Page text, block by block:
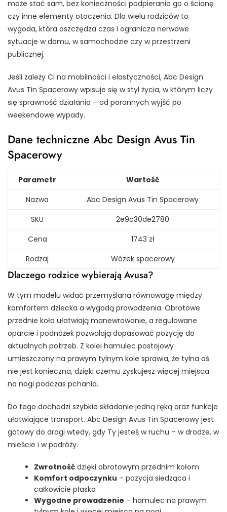
może stać sam, bez konieczności podpierania go o ścianę
czy inne elementy otoczenia. Dla wielu rodziców to
wygoda, która oszczędza czas i ogranicza nerwowe
sytuacje w domu, w samochodzie czy w przestrzeni
publicznej.
Jeśli zależy Ci na mobilności i elastyczności, Abc Design
Avus Tin Spacerowy wpisuje się w styl życia, w którym liczy
się sprawność działania – od porannych wyjść po
weekendowe wypady.
Dane techniczne Abc Design Avus Tin
Spacerowy
Parametr
Wartość
Nazwa
Abc Design Avus Tin Spacerowy
SKU
2e9c30de2780
Cena
1743 zł
Rodzaj
Wózek spacerowy
Dlaczego rodzice wybierają Avusa?
W tym modelu widać przemyślaną równowagę między
komfortem dziecka a wygodą prowadzenia. Obrotowe
przednie koła ułatwiają manewrowanie, a regulowane
oparcie i podnóżek pozwalają dopasować pozycję do
aktualnych potrzeb. Z kolei hamulec postojowy
umieszczony na prawym tylnym kole sprawia, że tylna oś
nie jest konieczna, dzięki czemu zyskujesz więcej miejsca
na nogi podczas pchania.
Do tego dochodzi szybkie składanie jedną ręką oraz funkcje
ułatwiające transport. Abc Design Avus Tin Spacerowy jest
gotowy do drogi wtedy, gdy Ty jesteś w ruchu – w drodze, w
mieście i w podróży.
Zwrotność dzięki obrotowym przednim kołom
Komfort odpoczynku – pozycja siedząca i
całkowicie płaska
Wygodne prowadzenie – hamulec na prawym